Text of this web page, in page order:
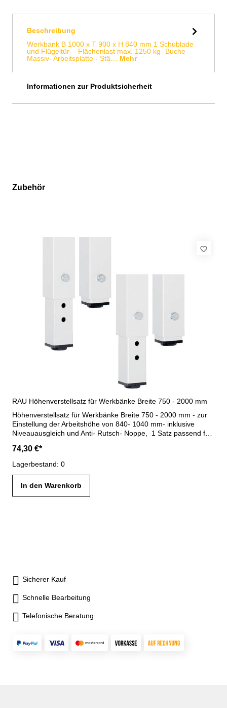
Beschreibung
Werkbank B 1000 x T 900 x H 840 mm 1 Schublade
und Flügeltür - Flächenlast max. 1250 kg- Buche
Massiv- Arbeitsplatte - Stä… Mehr
Informationen zur Produktsicherheit
Produktgalerie überspringen
Zubehör
RAU Höhenverstellsatz für Werkbänke Breite 750 - 2000 mm
Höhenverstellsatz für Werkbänke Breite 750 - 2000 mm - zur
Einstellung der Arbeitshöhe von 840- 1040 mm- inklusive
Niveauausgleich und Anti- Rutsch- Noppe, 1 Satz passend für
74,30 €*
Lagerbestand: 0
In den Warenkorb
Sicherer Kauf
Schnelle Bearbeitung
Telefonische Beratung